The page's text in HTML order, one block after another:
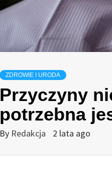
ZDROWIE I URODA
Przyczyny
potrzebna
By Redakcja 2 lata ago